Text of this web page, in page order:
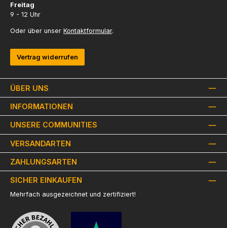
ÜBER UNS
INFORMATIONEN
Freitag
9 - 12 Uhr
Oder über unser Kontaktformular.
Vertrag widerrufen
UNSERE COMMUNITIES
VERSANDARTEN
ZAHLUNGSARTEN
SICHER EINKAUFEN
Mehrfach ausgezeichnet und zertifiziert!